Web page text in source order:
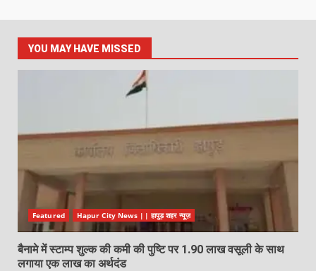
YOU MAY HAVE MISSED
Featured Hapur City News || हापुड़ शहर न्यूज़
बैनामे में स्टाम्प शुल्क की कमी की पुष्टि पर 1.90 लाख वसूली के साथ
लगाया एक लाख का अर्थदंड